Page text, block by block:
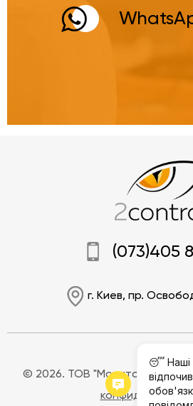
(073)405
г. Киев, пр.
© 2026. ТОВ "Мониторинг